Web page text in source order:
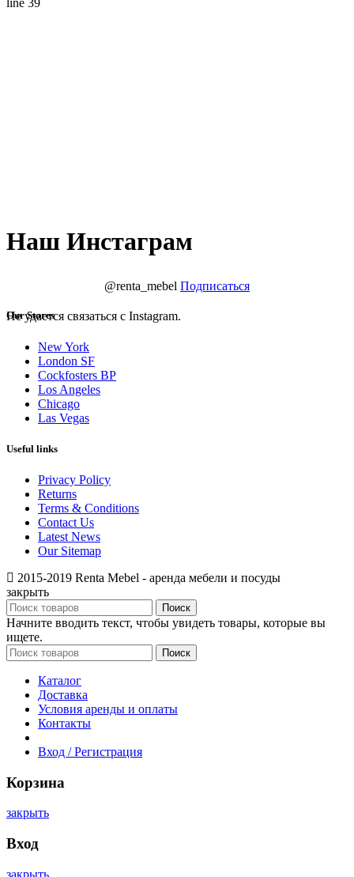
Наш Инстаграм
@renta_mebel Подписаться
Не удается связаться с Instagram.
Our Stores
New York
London SF
Cockfosters BP
Los Angeles
Chicago
Las Vegas
Useful links
Privacy Policy
Returns
Terms & Conditions
Contact Us
Latest News
Our Sitemap
2015-2019 Renta Mebel - аренда мебели и посуды
закрыть
Поиск
Начните вводить текст, чтобы увидеть товары, которые вы
ищете.
Поиск
Каталог
Доставка
Условия аренды и оплаты
Контакты
Вход / Регистрация
Корзина
закрыть
Вход
закрыть